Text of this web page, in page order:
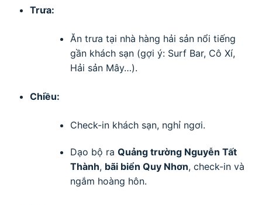
Trưa:
Ăn trưa tại nhà hàng hải sản nổi tiếng
gần khách sạn (gợi ý: Surf Bar, Cô Xí,
Hải sản Mây…).
Chiều:
Check-in khách sạn, nghỉ ngơi.
Dạo bộ ra Quảng trường Nguyễn Tất
Thành, bãi biển Quy Nhơn, check-in và
ngắm hoàng hôn.